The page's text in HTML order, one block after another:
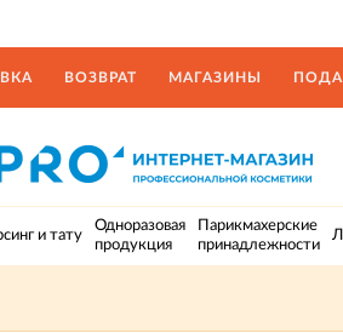
ВОЗВРАТ МАГАЗИНЫ
и тату
Одноразовая
продукция
Парикмахерские
принадлежности